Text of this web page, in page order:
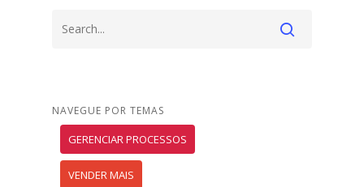
NAVEGUE POR TEMAS
GERENCIAR PROCESSOS
VENDER MAIS